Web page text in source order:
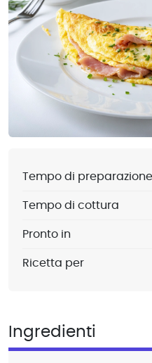
Tempo di preparazione
Tempo di cottura
Pronto in
Ricetta per
Ingredienti